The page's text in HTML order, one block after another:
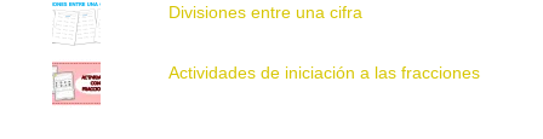
Divisiones entre una cifra
Actividades de iniciación a las fracciones